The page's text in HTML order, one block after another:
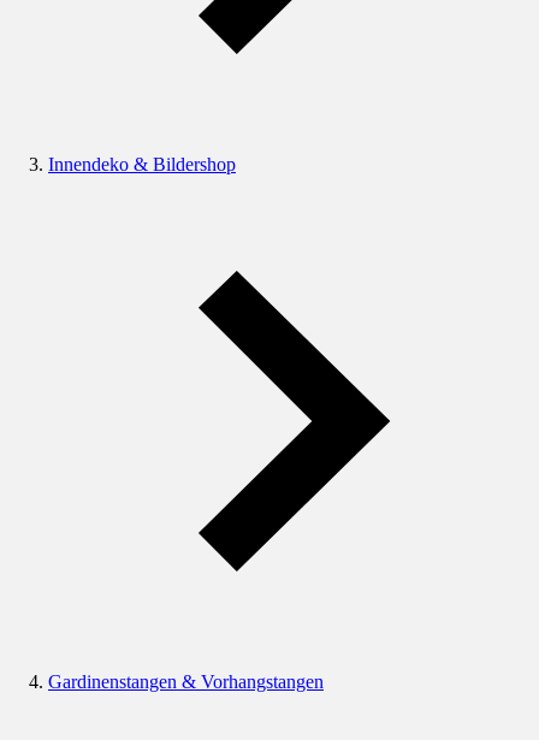
Innendeko & Bildershop
Gardinenstangen & Vorhangstangen